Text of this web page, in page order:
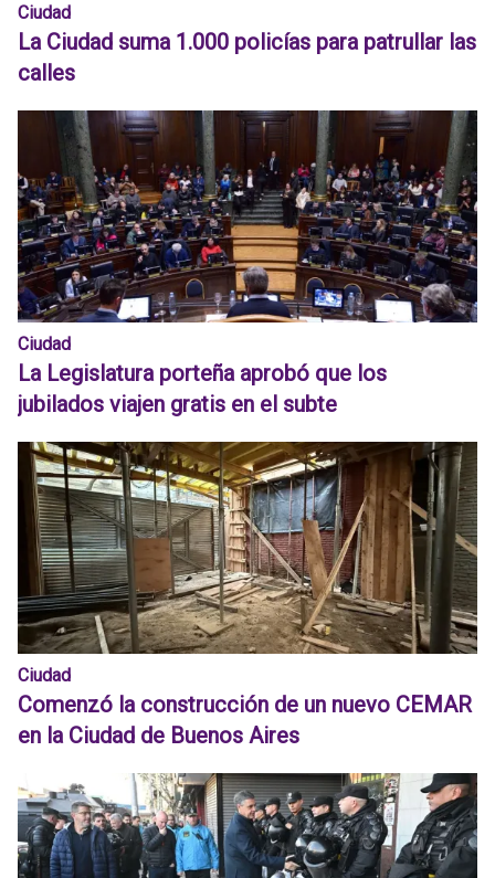
Ciudad
La Ciudad suma 1.000 policías para patrullar las
calles
Ciudad
La Legislatura porteña aprobó que los
jubilados viajen gratis en el subte
Ciudad
Comenzó la construcción de un nuevo CEMAR
en la Ciudad de Buenos Aires